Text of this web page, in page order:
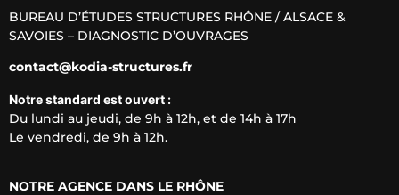
BUREAU D’ÉTUDES STRUCTURES RHÔNE / ALSACE &
SAVOIES – DIAGNOSTIC D’OUVRAGES
contact@kodia-structures.fr
Notre standard est ouvert :
Du lundi au jeudi, de 9h à 12h, et de 14h à 17h
Le vendredi, de 9h à 12h.
NOTRE AGENCE DANS LE RHÔNE